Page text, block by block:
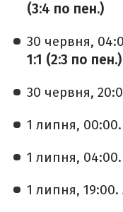
(3:4 по пен.)
30 червня,
1:1 (2:3 по пен.)
30 червня,
1 липня,
1 липня,
1 липня, 19:00.